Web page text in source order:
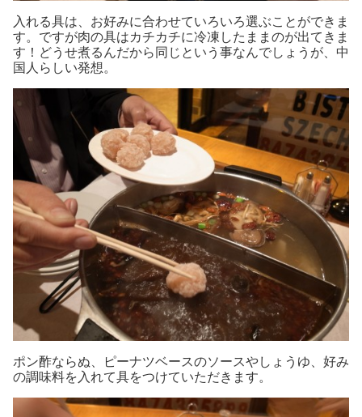
入れる具は、お好みに合わせていろいろ選ぶことができま
す。ですが肉の具はカチカチに冷凍したままのが出てきま
す！どうせ煮るんだから同じという事なんでしょうが、中
国人らしい発想。
ポン酢ならぬ、ピーナツベースのソースやしょうゆ、好み
の調味料を入れて具をつけていただきます。